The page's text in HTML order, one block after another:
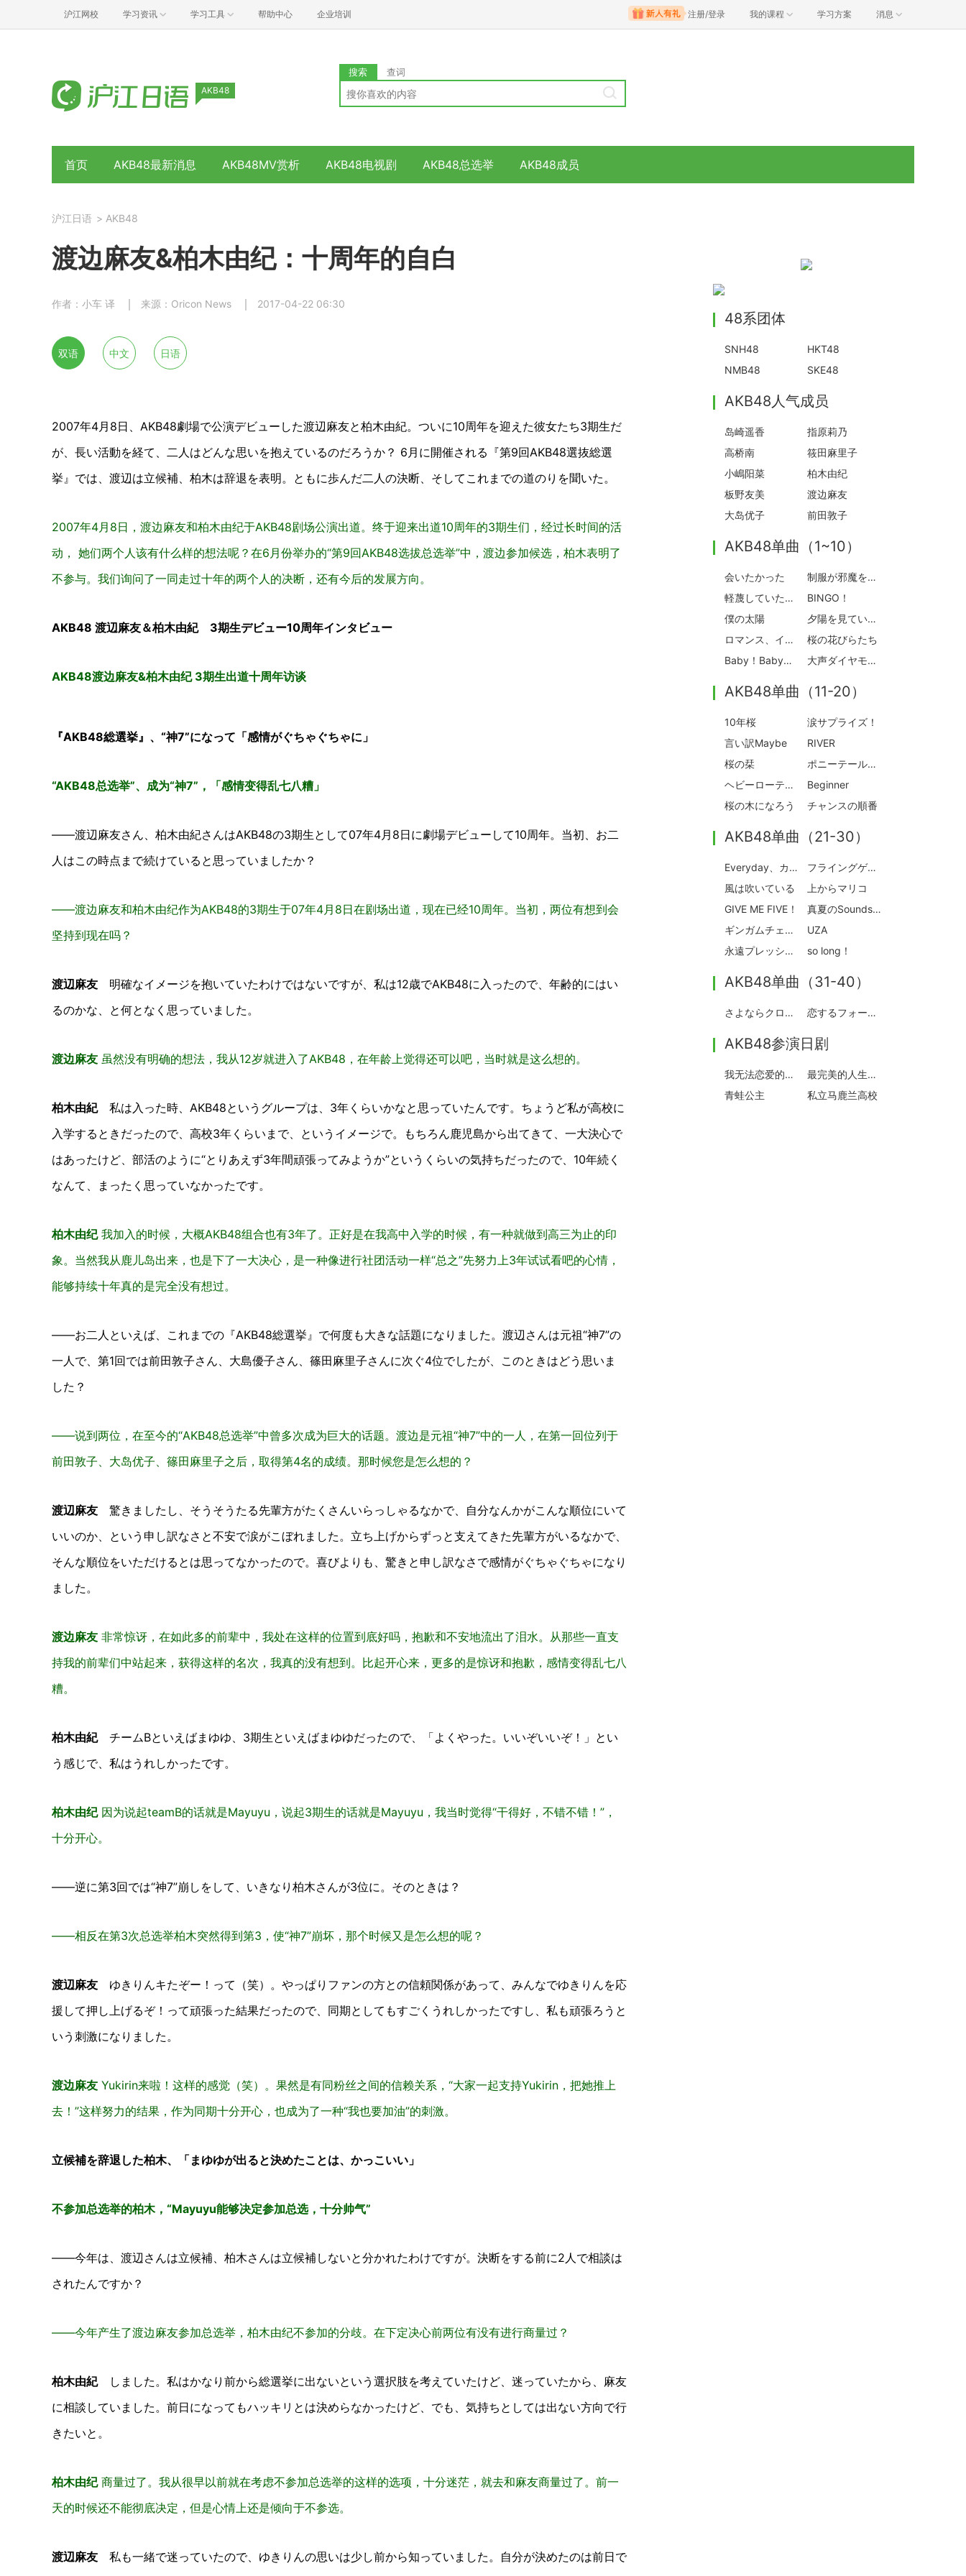
沪江网校 学习资讯 学习工具 帮助中心 企业培训 注册/登录 我的课程 学习方案 消息
AKB48
搜索 查词
首页 AKB48最新消息 AKB48MV赏析 AKB48电视剧 AKB48总选举 AKB48成员
沪江日语 > AKB48
渡边麻友&柏木由纪：十周年的自白
作者：小车 译 来源：Oricon News 2017-04-22 06:30
双语 中文 日语
2007年4月8日、AKB48劇場で公演デビューした渡辺麻友と柏木由紀。ついに10周年を迎えた彼女たち3期生だ
が、長い活動を経て、二人はどんな思いを抱えているのだろうか？ 6月に開催される『第9回AKB48選抜総選
挙』では、渡辺は立候補、柏木は辞退を表明。ともに歩んだ二人の決断、そしてこれまでの道のりを聞いた。
2007年4月8日，渡边麻友和柏木由纪于AKB48剧场公演出道。终于迎来出道10周年的3期生们，经过长时间的活
动， 她们两个人该有什么样的想法呢？在6月份举办的“第9回AKB48选拔总选举”中，渡边参加候选，柏木表明了
不参与。我们询问了一同走过十年的两个人的决断，还有今后的发展方向。
AKB48 渡辺麻友＆柏木由紀 3期生デビュー10周年インタビュー
AKB48渡边麻友&柏木由纪 3期生出道十周年访谈
『AKB48総選挙』、“神7”になって「感情がぐちゃぐちゃに」
“AKB48总选举”、成为“神7”，「感情变得乱七八糟」
――渡辺麻友さん、柏木由紀さんはAKB48の3期生として07年4月8日に劇場デビューして10周年。当初、お二
人はこの時点まで続けていると思っていましたか？
——渡边麻友和柏木由纪作为AKB48的3期生于07年4月8日在剧场出道，现在已经10周年。当初，两位有想到会
坚持到现在吗？
渡辺麻友 明確なイメージを抱いていたわけではないですが、私は12歳でAKB48に入ったので、年齢的にはい
るのかな、と何となく思っていました。
渡边麻友 虽然没有明确的想法，我从12岁就进入了AKB48，在年龄上觉得还可以吧，当时就是这么想的。
柏木由紀私は入った時、AKB48というグループは、3年くらいかなと思っていたんです。ちょうど私が高校に
入学するときだったので、高校3年くらいまで、というイメージで。もちろん鹿児島から出てきて、一大決心で
はあったけど、部活のように“とりあえず3年間頑張ってみようか”というくらいの気持ちだったので、10年続く
なんて、まったく思っていなかったです。
柏木由纪我加入的时候，大概AKB48组合也有3年了。正好是在我高中入学的时候，有一种就做到高三为止的印
象。当然我从鹿儿岛出来，也是下了一大决心，是一种像进行社团活动一样“总之”先努力上3年试试看吧的心情，
能够持续十年真的是完全没有想过。
――お二人といえば、これまでの『AKB48総選挙』で何度も大きな話題になりました。渡辺さんは元祖“神7”の
一人で、第1回では前田敦子さん、大島優子さん、篠田麻里子さんに次ぐ4位でしたが、このときはどう思いま
した？
——说到两位，在至今的“AKB48总选举”中曾多次成为巨大的话题。渡边是元祖“神7”中的一人，在第一回位列于
前田敦子、大岛优子、篠田麻里子之后，取得第4名的成绩。那时候您是怎么想的？
渡辺麻友 驚きましたし、そうそうたる先輩方がたくさんいらっしゃるなかで、自分なんかがこんな順位にいて
いいのか、という申し訳なさと不安で涙がこぼれました。立ち上げからずっと支えてきた先輩方がいるなかで、
そんな順位をいただけるとは思ってなかったので。喜びよりも、驚きと申し訳なさで感情がぐちゃぐちゃになり
ました。
渡边麻友 非常惊讶，在如此多的前辈中，我处在这样的位置到底好吗，抱歉和不安地流出了泪水。从那些一直支
持我的前辈们中站起来，获得这样的名次，我真的没有想到。比起开心来，更多的是惊讶和抱歉，感情变得乱七八
糟。
柏木由紀チームBといえばまゆゆ、3期生といえばまゆゆだったので、「よくやった。いいぞいいぞ！」とい
う感じで、私はうれしかったです。
柏木由纪因为说起teamB的话就是Mayuyu，说起3期生的话就是Mayuyu，我当时觉得“干得好，不错不错！”，
十分开心。
――逆に第3回では“神7”崩しをして、いきなり柏木さんが3位に。そのときは？
——相反在第3次总选举柏木突然得到第3，使“神7”崩坏，那个时候又是怎么想的呢？
渡辺麻友 ゆきりんキたぞー！って（笑）。やっぱりファンの方との信頼関係があって、みんなでゆきりんを応
援して押し上げるぞ！って頑張った結果だったので、同期としてもすごくうれしかったですし、私も頑張ろうと
いう刺激になりました。
渡边麻友 Yukirin来啦！这样的感觉（笑）。果然是有同粉丝之间的信赖关系，“大家一起支持Yukirin，把她推上
去！”这样努力的结果，作为同期十分开心，也成为了一种“我也要加油”的刺激。
立候補を辞退した柏木、「まゆゆが出ると決めたことは、かっこいい」
不参加总选举的柏木，“Mayuyu能够决定参加总选，十分帅气”
――今年は、渡辺さんは立候補、柏木さんは立候補しないと分かれたわけですが。決断をする前に2人で相談は
されたんですか？
——今年产生了渡边麻友参加总选举，柏木由纪不参加的分歧。在下定决心前两位有没有进行商量过？
柏木由紀しました。私はかなり前から総選挙に出ないという選択肢を考えていたけど、迷っていたから、麻友
に相談していました。前日になってもハッキリとは決めらなかったけど、でも、気持ちとしては出ない方向で行
きたいと。
柏木由纪商量过了。我从很早以前就在考虑不参加总选举的这样的选项，十分迷茫，就去和麻友商量过了。前一
天的时候还不能彻底决定，但是心情上还是倾向于不参选。
渡辺麻友 私も一緒で迷っていたので、ゆきりんの思いは少し前から知っていました。自分が決めたのは前日で
48系团体
SNH48
HKT48
NMB48
SKE48
AKB48人气成员
岛崎遥香
指原莉乃
高桥南
筱田麻里子
小嶋阳菜
柏木由纪
板野友美
渡边麻友
大岛优子
前田敦子
AKB48单曲（1~10）
会いたかった
制服が邪魔をする
軽蔑していた愛情
BINGO！
僕の太陽
夕陽を見ているか？
ロマンス、イラネ
桜の花びらたち
Baby！Baby！Baby！
大声ダイヤモンド
AKB48单曲（11-20）
10年桜
涙サプライズ！
言い訳Maybe
RIVER
桜の栞
ポニーテールとシュシュ
ヘビーローテーション
Beginner
桜の木になろう
チャンスの順番
AKB48单曲（21-30）
Everyday、カチューシャ
フライングゲット
風は吹いている
上からマリコ
GIVE ME FIVE！
真夏のSounds good！
ギンガムチェック
UZA
永遠プレッシャー
so long！
AKB48单曲（31-40）
さよならクロール 恋するフォーチュンクッキー
AKB48参演日剧
我无法恋爱的理由
最完美的人生终点
青蛙公主
私立马鹿兰高校